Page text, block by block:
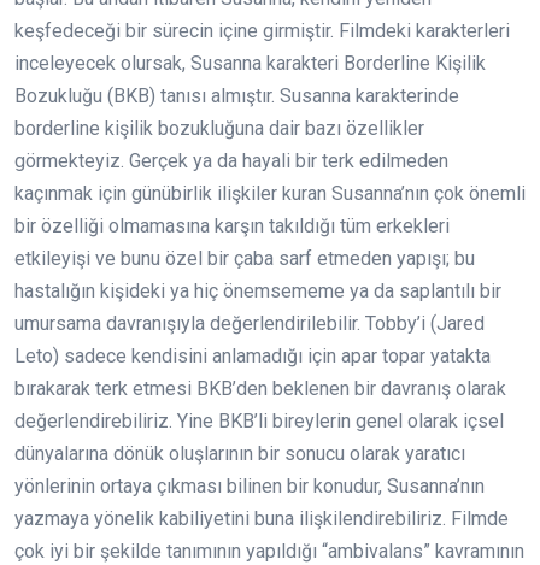
keşfedeceği bir sürecin içine girmiştir. Filmdeki karakterleri
inceleyecek olursak, Susanna karakteri Borderline Kişilik
Bozukluğu (BKB) tanısı almıştır. Susanna karakterinde
borderline kişilik bozukluğuna dair bazı özellikler
görmekteyiz. Gerçek ya da hayali bir terk edilmeden
kaçınmak için günübirlik ilişkiler kuran Susanna’nın çok önemli
bir özelliği olmamasına karşın takıldığı tüm erkekleri
etkileyişi ve bunu özel bir çaba sarf etmeden yapışı; bu
hastalığın kişideki ya hiç önemsememe ya da saplantılı bir
umursama davranışıyla değerlendirilebilir. Tobby’i (Jared
Leto) sadece kendisini anlamadığı için apar topar yatakta
bırakarak terk etmesi BKB’den beklenen bir davranış olarak
değerlendirebiliriz. Yine BKB’li bireylerin genel olarak içsel
dünyalarına dönük oluşlarının bir sonucu olarak yaratıcı
yönlerinin ortaya çıkması bilinen bir konudur, Susanna’nın
yazmaya yönelik kabiliyetini buna ilişkilendirebiliriz. Filmde
çok iyi bir şekilde tanımının yapıldığı “ambivalans” kavramının